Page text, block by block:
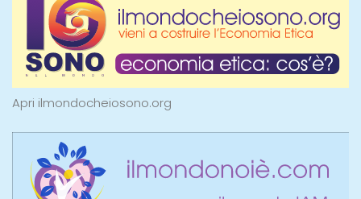
Apri ilmondocheiosono.org